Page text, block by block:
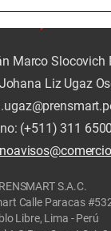
Marco Slocovich
Liz Ugaz
(+511) 311 6500
S.A.C.
Calle Paracas
Libre, Lima - Perú